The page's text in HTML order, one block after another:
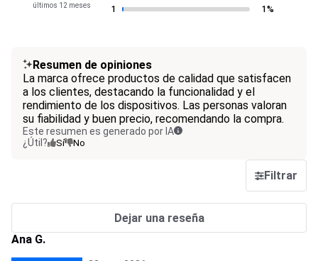
últimos 12 meses
1
1%
Resumen de opiniones
La marca ofrece productos de calidad que satisfacen
a los clientes, destacando la funcionalidad y el
rendimiento de los dispositivos. Las personas valoran
su fiabilidad y buen precio, recomendando la compra.
Este resumen es generado por IA
¿Útil?
Sí No
Filtrar
Dejar una reseña
Ana G.